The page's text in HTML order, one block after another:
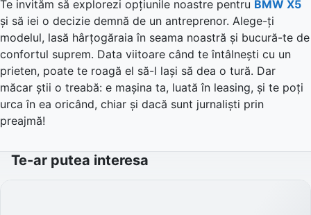
Te invităm să explorezi opțiunile noastre pentru BMW X5
și să iei o decizie demnă de un antreprenor. Alege-ți
modelul, lasă hârțogăraia în seama noastră și bucură-te de
confortul suprem. Data viitoare când te întâlnești cu un
prieten, poate te roagă el să-l lași să dea o tură. Dar
măcar știi o treabă: e mașina ta, luată în leasing, și te poți
urca în ea oricând, chiar și dacă sunt jurnaliști prin
preajmă!
Te-ar putea interesa